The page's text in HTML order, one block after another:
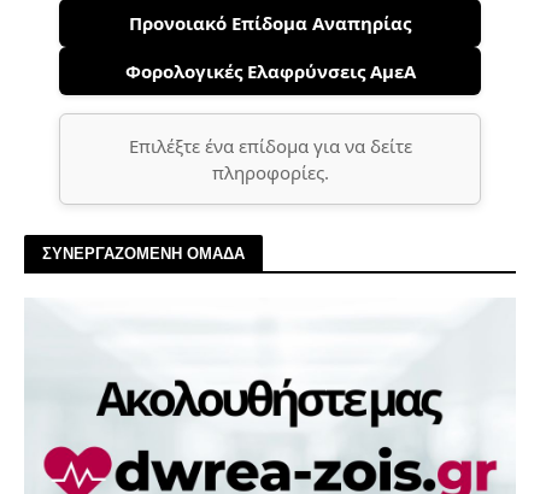
Προνοιακό Επίδομα Αναπηρίας
Φορολογικές Ελαφρύνσεις ΑμεΑ
Επιλέξτε ένα επίδομα για να δείτε
πληροφορίες.
ΣΥΝΕΡΓΑΖΟΜΕΝΗ ΟΜΑΔΑ